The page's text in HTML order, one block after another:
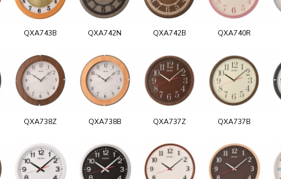
QXA743B QXA742N QXA742B QXA740R
QXA738Z QXA738B QXA737Z QXA737B